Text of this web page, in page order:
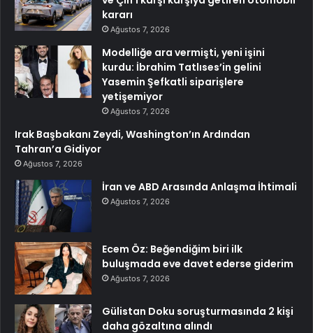
kararı
Ağustos 7, 2026
Modelliğe ara vermişti, yeni işini
kurdu: İbrahim Tatlıses’in gelini
Yasemin Şefkatli siparişlere
yetişemiyor
Ağustos 7, 2026
Irak Başbakanı Zeydi, Washington’ın Ardından
Tahran’a Gidiyor
Ağustos 7, 2026
İran ve ABD Arasında Anlaşma İhtimali
Ağustos 7, 2026
Ecem Öz: Beğendiğim biri ilk
buluşmada eve davet ederse giderim
Ağustos 7, 2026
Gülistan Doku soruşturmasında 2 kişi
daha gözaltına alındı